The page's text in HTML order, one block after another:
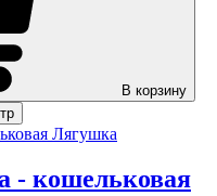
В корзину
- кошельковая